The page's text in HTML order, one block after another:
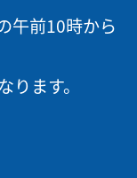
午前10時から
ます。